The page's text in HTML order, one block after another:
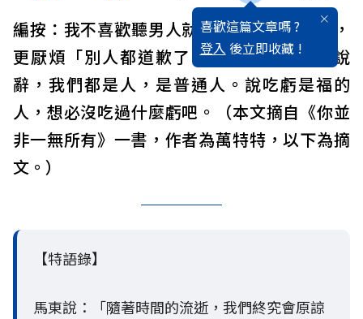
喜歡這篇文章嗎 ?
登入 後立即收藏 !
編按：我不喜歡聽男人就要胸懷寬廣這種話，
更厭煩「別人都道歉了，還想怎麼樣」的說
辭，我們都是人，是普通人。說吃虧是福的
人，想必沒吃過什麼虧吧。（本文摘自《你並
非一無所有》一書，作者為萬特特，以下為摘
文。）
【特語錄】
馬東說：「隨著時間的流逝，我們終究會原諒